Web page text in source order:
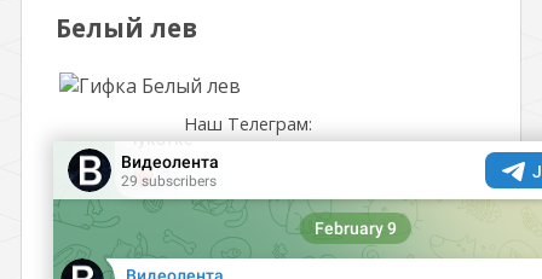
Белый лев
Наш Телеграм: